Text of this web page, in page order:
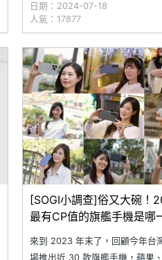
中 Reno10 Pro+ 還擁有 3 倍光學
長焦，遠拍的表現更好。隨著
日期：2024-07-18
人氣：17877
[SOGI小調查]俗又大碗！
最有CP值的旗艦手機是哪
來到 2023 年末了，回顧今年台
場推出近 30 款旗艦手機，蘋果